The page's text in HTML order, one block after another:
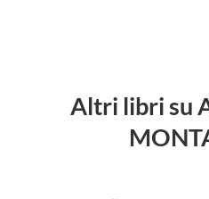
Altri libri su